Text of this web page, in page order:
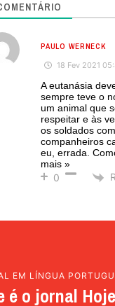
PAULO WERNECK
18 Fev 2021
A eutanásia
sempre teve o
um animal que
respeitar e às
os soldados
companheiros
eu, errada.
mais »
0
EM LÍNGUA
é o jornal